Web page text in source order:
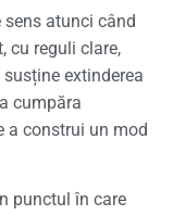
sens atunci când
cu reguli clare,
extinderea
cumpăra
a construi un mod
punctul în care